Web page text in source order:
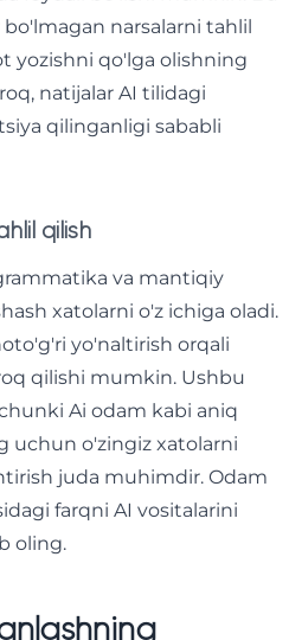
narsalarni tahlil
yozishni qo'lga olishning
natijalar AI tilidagi
qilinganligi sababli
qilish
va mantiqiy
xatolarni o'z ichiga oladi.
yo'naltirish orqali
qilishi mumkin. Ushbu
Ai odam kabi aniq
uchun o'zingiz xatolarni
juda muhimdir. Odam
farqni AI vositalarini
oling.